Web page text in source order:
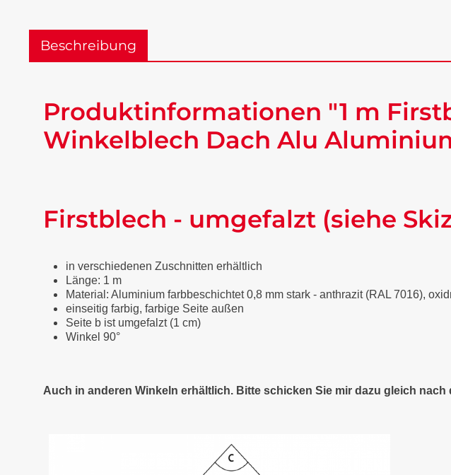
Beschreibung
Produktinformationen "1 m
Winkelblech Dach Alu
Firstblech - umgefalzt (siehe
in verschiedenen Zuschnitten erhältlich
Länge: 1 m
Material: Aluminium farbbeschichtet 0,8 mm stark - anthrazit (RAL 7016),
einseitig farbig, farbige Seite außen
Seite b ist umgefalzt (1 cm)
Winkel 90°
Auch in anderen Winkeln erhältlich. Bitte schicken Sie mir dazu gleich